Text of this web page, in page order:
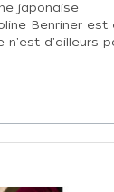
japonaise
Benriner
n'est d'ailleurs